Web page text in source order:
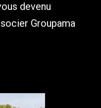
devenu
Groupama